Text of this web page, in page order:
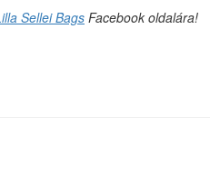
Sellei BagsFacebook oldalára!